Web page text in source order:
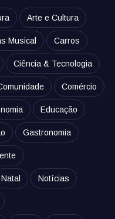
Arte e Cultura
Musical Carros
Ciência & Tecnologia
Comércio
Educação
Gastronomia
Natal Notícias